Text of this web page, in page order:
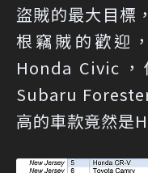
盜賊的最大目標
根竊賊的歡迎
Honda Civic
Subaru
高的車款竟然是